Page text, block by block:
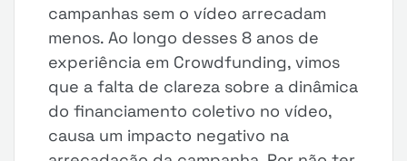
campanhas sem o vídeo arrecadam
menos. Ao longo desses 8 anos de
experiência em Crowdfunding, vimos
que a falta de clareza sobre a dinâmica
do financiamento coletivo no vídeo,
causa um impacto negativo na